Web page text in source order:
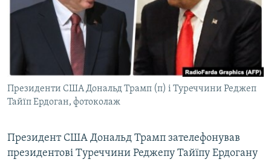
ДЕПОРТАЦІЯ
ВІДЕОУРОКИ «ELIFBE»
СВІДЧЕННЯ ОКУПАЦІЇ
УКРАЇНСЬКА ПРОБЛЕМА КРИМУ
ІНФОГРАФІКА
ЯК ОБІЙТИ БЛОКУВАННЯ
ДОЛУЧАЙСЯ!
Усі сайти RFE/RL
Президенти США Дональд Трамп (п) і Туреччини Реджеп
Тайїп Ердоган, фотоколаж
Президент США Дональд Трамп зателефонував
президентові Туреччини Реджепу Тайїпу Ердогану